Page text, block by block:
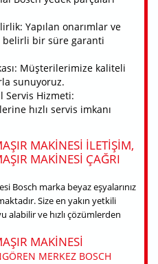
Yapılan onarımlar ve
bir süre garanti
Müşterilerimize kaliteli
sunuyoruz.
Servis Hizmeti:
hızlı servis imkanı
MAKINESI ILETIŞIM,
MAKINESI ÇAĞRI
Bosch marka beyaz eşyalarınız
Size en yakın yetkili
alabilir ve hızlı çözümlerden
MAKINESI
MERKEZ BOSCH